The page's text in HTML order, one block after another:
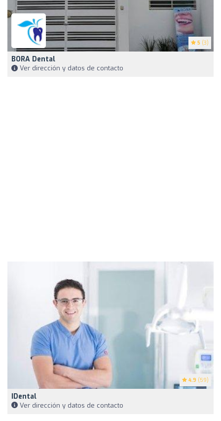
5 (3)
BORA Dental
Ver dirección y datos de contacto
4.9 (59)
IDental
Ver dirección y datos de contacto